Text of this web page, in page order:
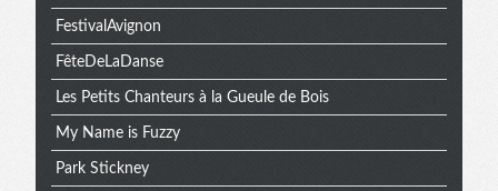
FestivalAvignon
FêteDeLaDanse
Les Petits Chanteurs à la Gueule de Bois
My Name is Fuzzy
Park Stickney